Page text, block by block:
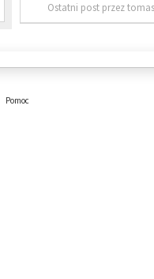
Ostatni post przez
Pomoc